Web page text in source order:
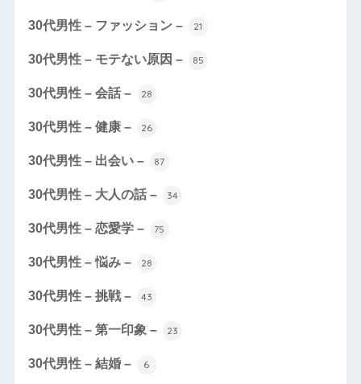
30代男性 – ファッション – 21
30代男性 – モテない原因 – 85
30代男性 – 会話 – 28
30代男性 – 健康 – 26
30代男性 – 出会い – 87
30代男性 – 大人の話 – 34
30代男性 – 恋愛学 – 75
30代男性 – 悩み – 28
30代男性 – 挑戦 – 43
30代男性 – 第一印象 – 23
30代男性 – 結婚 – 6